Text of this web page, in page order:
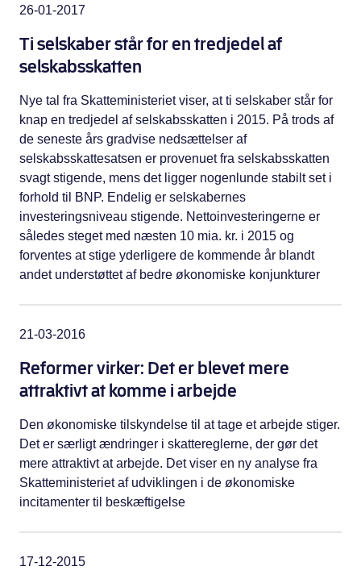
26-01-2017
Ti selskaber står for en tredjedel af
selskabsskatten
Nye tal fra Skatteministeriet viser, at ti selskaber står for
knap en tredjedel af selskabsskatten i 2015. På trods af
de seneste års gradvise nedsættelser af
selskabsskattesatsen er provenuet fra selskabsskatten
svagt stigende, mens det ligger nogenlunde stabilt set i
forhold til BNP. Endelig er selskabernes
investeringsniveau stigende. Nettoinvesteringerne er
således steget med næsten 10 mia. kr. i 2015 og
forventes at stige yderligere de kommende år blandt
andet understøttet af bedre økonomiske konjunkturer
21-03-2016
Reformer virker: Det er blevet mere
attraktivt at komme i arbejde
Den økonomiske tilskyndelse til at tage et arbejde stiger.
Det er særligt ændringer i skattereglerne, der gør det
mere attraktivt at arbejde. Det viser en ny analyse fra
Skatteministeriet af udviklingen i de økonomiske
incitamenter til beskæftigelse
17-12-2015